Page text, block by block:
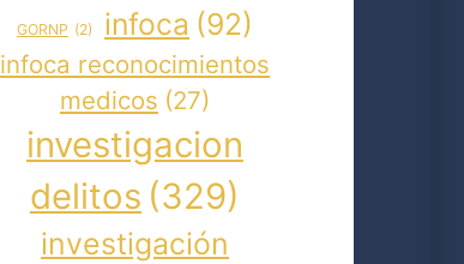
GORNP (2) infoca (92)
infoca reconocimientos
medicos (27)
investigacion
delitos (329)
investigación